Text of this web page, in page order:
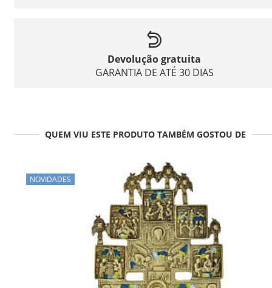
Devolução gratuita
GARANTIA DE ATÉ 30 DIAS
QUEM VIU ESTE PRODUTO TAMBÉM GOSTOU DE
NOVIDADES